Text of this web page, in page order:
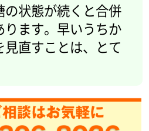
の状態が続くと合併
ります。早いうちか
見直すことは、とて